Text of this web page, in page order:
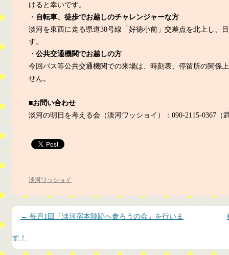
けると幸いです。
・ 自転車、徒歩でお越しのチャレンジャーな方
淡河を東西に走る県道38号線「好徳小前」交差点を北上し、
す。
・ 公共交通機関でお越しの方
今回バス等公共交通機関での来場は、時刻表、停留所の関係
せん。
■お問い合わせ
淡河の明日を考える会（淡河ワッショイ）：090-2115-0367（
淡河ワッショイ
投稿ナビゲーション
← 毎月1回『淡河宿本陣跡へ参ろうの会』を行いま
す！